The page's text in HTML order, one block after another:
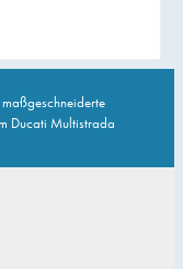
maßgeschneiderte
Ducati Multistrada